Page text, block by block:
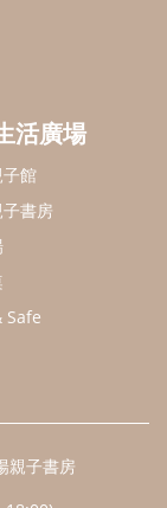
活廣場
館
書房
Safe
親子書房